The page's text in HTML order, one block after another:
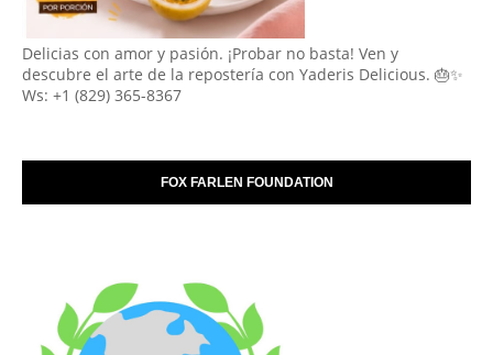
Delicias con amor y pasión. ¡Probar no basta! Ven y
descubre el arte de la repostería con Yaderis Delicious. 🎂✨
Ws: +1 (829) 365-8367
FOX FARLEN FOUNDATION